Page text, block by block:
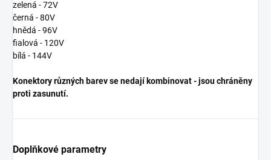
zelená - 72V
černá - 80V
hnědá - 96V
fialová - 120V
bílá - 144V
Konektory různých barev se nedají kombinovat - jsou chráněny
proti zasunutí.
Doplňkové parametry